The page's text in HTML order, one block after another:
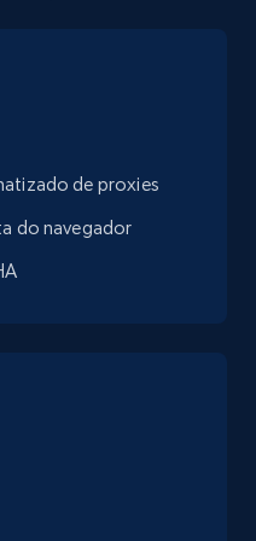
products by
Gtin,
Currency, Initial
and more.
de proxies
do navegador